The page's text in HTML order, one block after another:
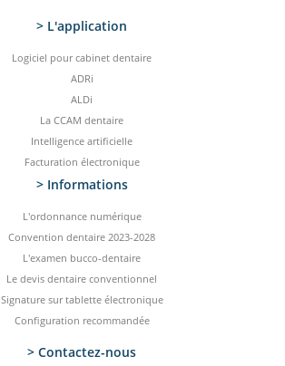
> L'application
Logiciel pour cabinet dentaire
ADRi
ALDi
La CCAM dentaire
Intelligence artificielle
Facturation électronique
> Informations
L'ordonnance numérique
Convention dentaire 2023-2028
L'examen bucco-dentaire
Le devis dentaire conventionnel
Signature sur tablette électronique
Configuration recommandée
> Contactez-­nous